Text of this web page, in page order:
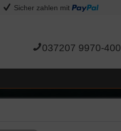
Sicher zahlen mit
037207 9970-400